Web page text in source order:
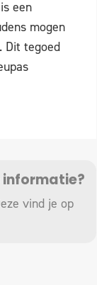
een
mogen
Dit tegoed
informatie?
vind je op